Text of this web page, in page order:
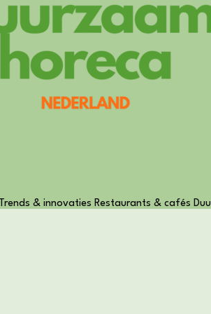
Trends & innovaties Restaurants & cafés